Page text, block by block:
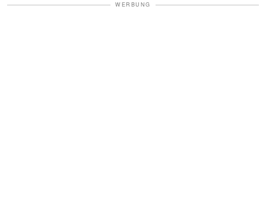
WERBUNG